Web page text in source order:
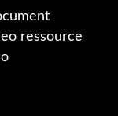
ressource